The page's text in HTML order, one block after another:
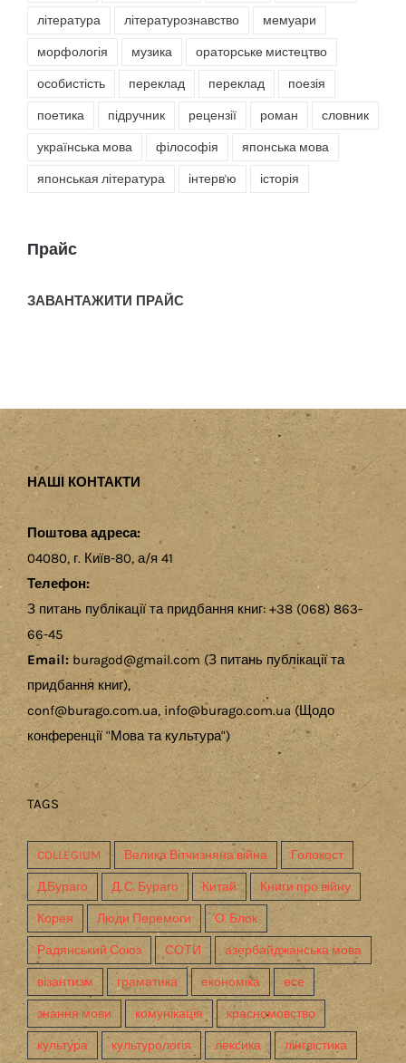
література літературознавство мемуари
морфологія музика ораторське мистецтво
особистість переклад переклад поезія
поетика підручник рецензії роман словник
українська мова філософія японська мова
японськая література інтерв'ю історія
Прайс
ЗАВАНТАЖИТИ ПРАЙС
НАШІ КОНТАКТИ
Поштова адреса:
04080, г. Київ-80, а/я 41
Телефон:
З питань публікації та придбання книг: +38 (068) 863-
66-45
Email: buragod@gmail.com (З питань публікації та
придбання книг),
conf@burago.com.ua, info@burago.com.ua (Щодо
конференції "Мова та культура")
TAGS
COLLEGIUM Велика Вітчизняна війна Голокост
Д.Бураго Д. С. Бураго Китай Книги про війну
Корея Люди Перемоги О. Блок
Радянський Союз СОТИ азербайджанська мова
візантизм граматика економіка есе
знання мови комунікація красномовство
культура культурологія лексика лінгвістика